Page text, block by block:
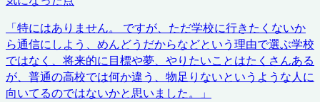
「特にはありません。 ですが、ただ学校に行きたくないか
ら通信にしよう、めんどうだからなどという理由で選ぶ学校
ではなく、将来的に目標や夢、やりたいことはたくさんある
が、普通の高校では何か違う、物足りないというような人に
向いてるのではないかと思いました。
」